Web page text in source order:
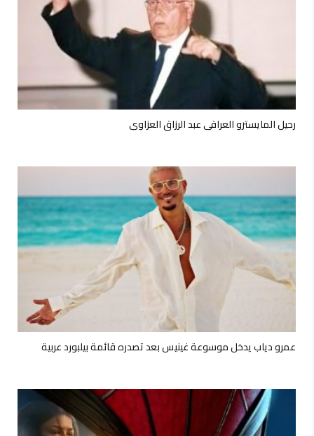
رحيل المايسترو العراقي عبد الرزاق العزاوي
عمرو دياب يدخل موسوعة غينيس بعد تصدره قائمة بيلبورد عربية